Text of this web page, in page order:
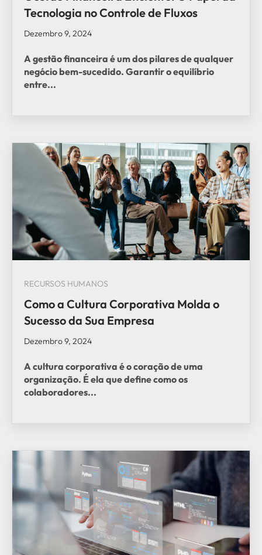
Tecnologia no Controle de Fluxos
Dezembro 9, 2024
A gestão financeira é um dos pilares de qualquer
negócio bem-sucedido. Garantir o equilíbrio
entre...
RECURSOS HUMANOS
Como a Cultura Corporativa Molda o
Sucesso da Sua Empresa
Dezembro 9, 2024
A cultura corporativa é o coração de uma
organização. É ela que define como os
colaboradores...